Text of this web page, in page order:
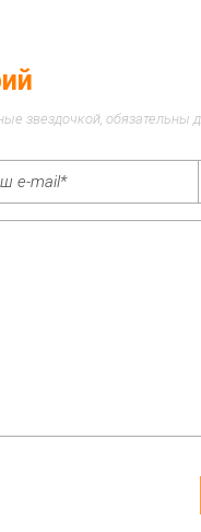
звездочкой, обязательны